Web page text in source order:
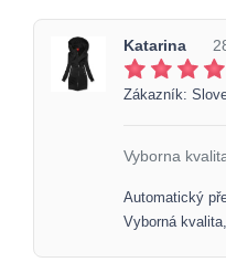
Katarina
Zákazník:
Vyborna
Automatický
Vyborná